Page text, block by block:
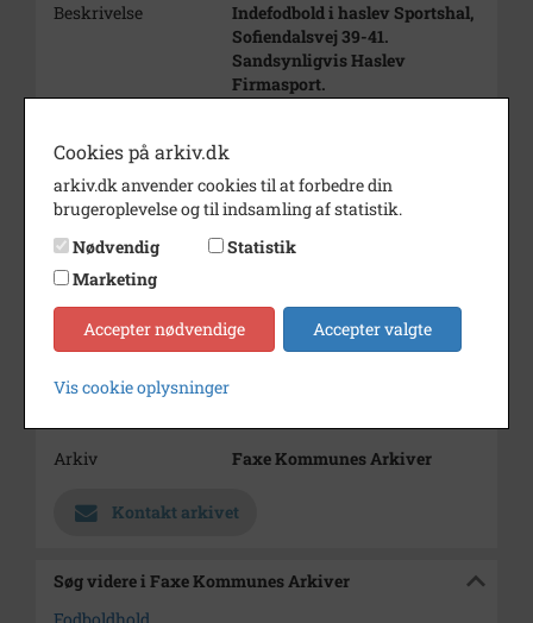
Beskrivelse
Indefodbold i haslev Sportshal,
Sofiendalsvej 39-41.
Sandsynligvis Haslev
Firmasport.
Dateringsnote
Fotograf
Pressefoto, Dagbladet
Størrelse
14,5x24
Materiale
Se på kort
Type
Arkiv
Faxe Kommunes Arkiver
Kontakt arkivet
Søg videre i Faxe Kommunes Arkiver
Cookies på arkiv.dk
arkiv.dk anvender cookies til at forbedre din
brugeroplevelse og til indsamling af statistik.
Nødvendig
Statistik
Marketing
Accepter nødvendige Accepter valgte
Vis cookie oplysninger